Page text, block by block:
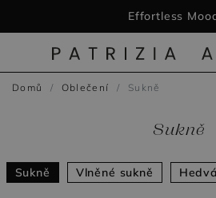
Effortless
Domů Oblečení Sukně
Sukně
Sukně Vlněné sukně